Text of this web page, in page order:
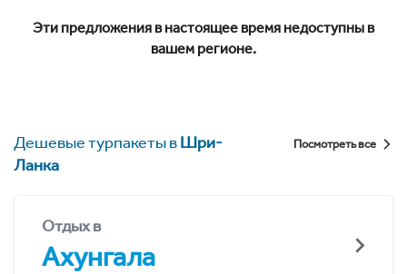
Эти предложения в настоящее время недоступны в
вашем регионе.
Дешевые турпакеты вШри-
Ланка
Посмотреть все
Отдых в
Ахунгала